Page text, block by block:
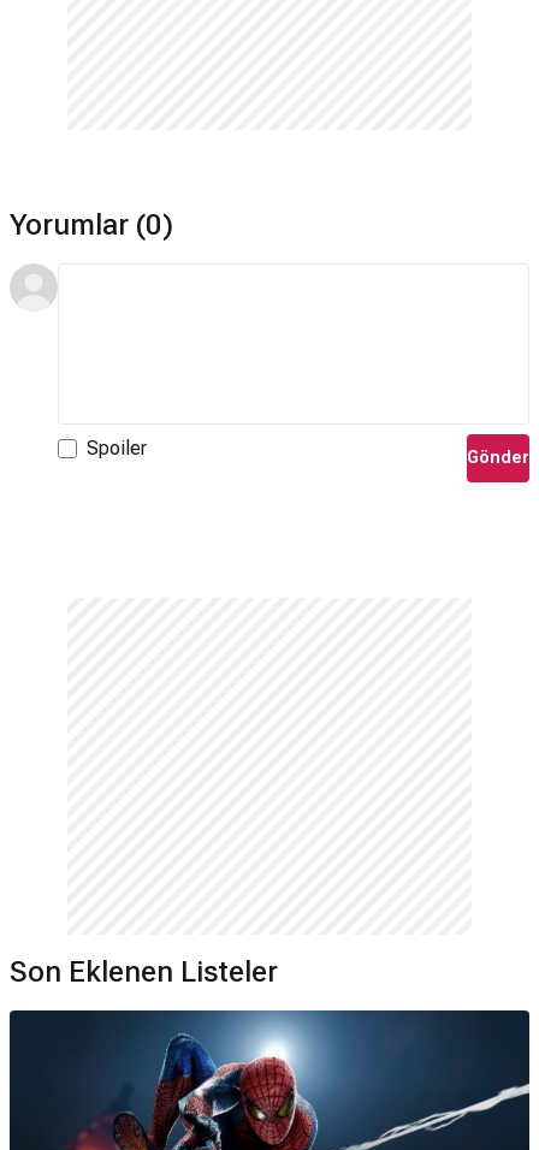
Yorumlar (0)
Spoiler Gönder
Son Eklenen Listeler